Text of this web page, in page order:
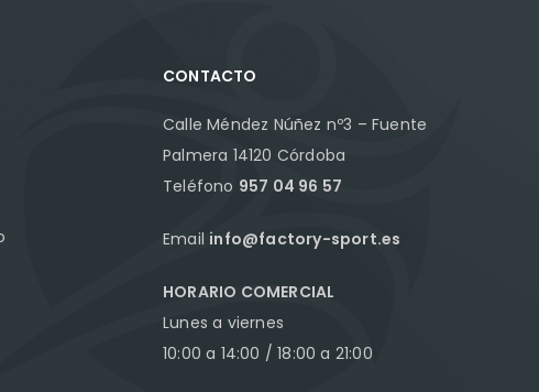
CONTACTO
Calle Méndez Núñez nº3 – Fuente
Palmera 14120 Córdoba
Teléfono 957 04 96 57
Email info@factory-sport.es
HORARIO COMERCIAL
Lunes a viernes
10:00 a 14:00 / 18:00 a 21:00